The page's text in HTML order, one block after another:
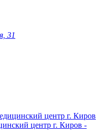
31
центр г. Киров -